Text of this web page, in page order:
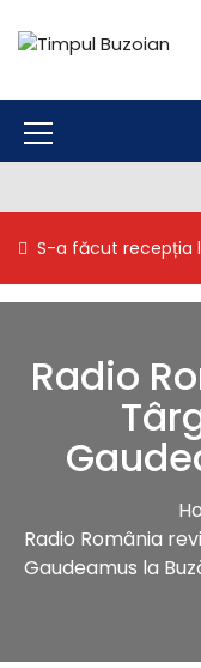
c
n
M
n
I
o
S-a făcut recepția
Radio
Radio România
Gaudeamus la